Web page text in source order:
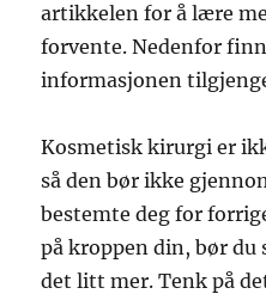
artikkelen for å lære
forvente. Nedenfor
informasjonen
Kosmetisk kirurgi er
så den bør ikke
bestemte deg for
på kroppen din, bør du
det litt mer. Tenk på